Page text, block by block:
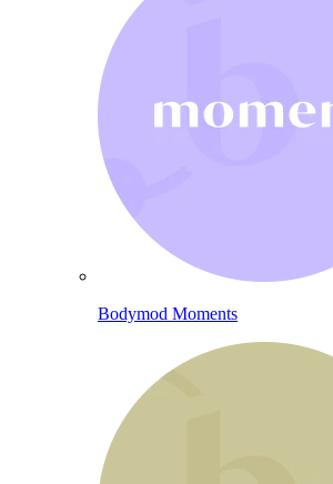
Bodymod Moments